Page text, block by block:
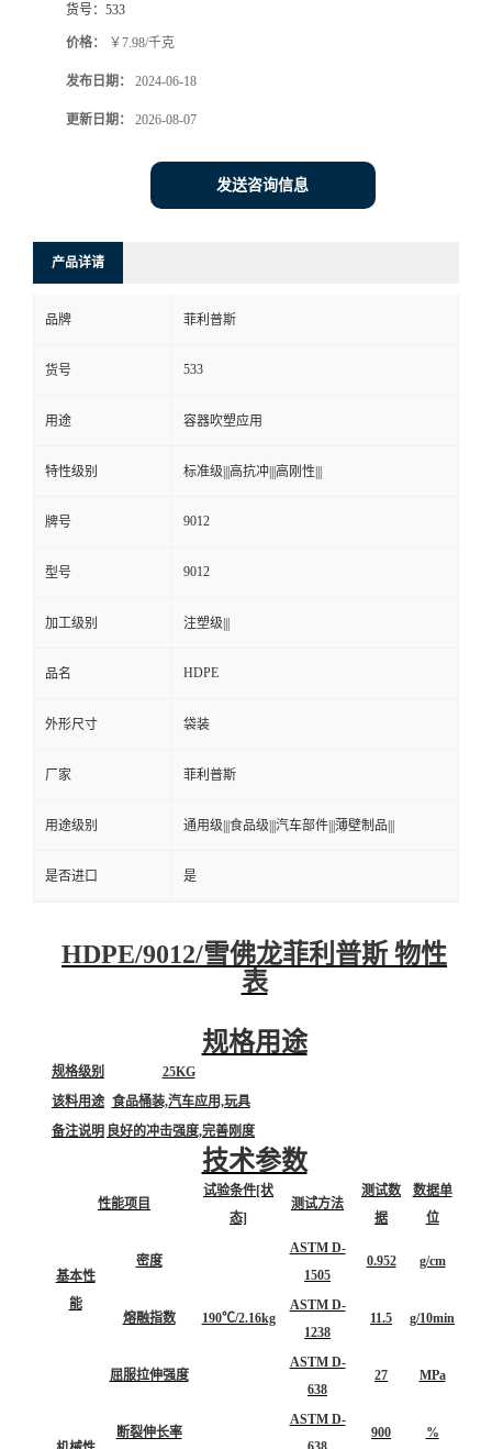
货号： 533
价格： ￥7.98/千克
发布日期： 2024-06-18
更新日期： 2026-08-07
发送咨询信息
产品详请
品牌 菲利普斯
货号 533
用途 容器吹塑应用
特性级别 标准级|||高抗冲|||高刚性|||
牌号 9012
型号 9012
加工级别 注塑级|||
品名 HDPE
外形尺寸 袋装
厂家 菲利普斯
用途级别 通用级|||食品级|||汽车部件|||薄壁制品|||
是否进口 是
HDPE/9012/雪佛龙菲利普斯 物性
表
规格用途
规格级别
25KG
该料用途 食品桶装,汽车应用,玩具
备注说明 良好的冲击强度,完善刚度
技术参数
性能项目
试验条件[状
态]
测试方法
测试数
据
数据单
位
基本性
能
密度
ASTM D-
1505
0.952 g/cm
熔融指数 190℃/2.16kg
ASTM D-
1238
11.5 g/10min
屈服拉伸强度
ASTM D-
638
27 MPa
断裂伸长率
ASTM D-
900 %